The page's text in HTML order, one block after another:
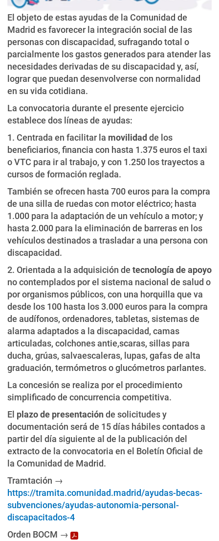
El objeto de estas ayudas de la Comunidad de
Madrid es favorecer la integración social de las
personas con discapacidad, sufragando total o
parcialmente los gastos generados para atender las
necesidades derivadas de su discapacidad y, así,
lograr que puedan desenvolverse con normalidad
en su vida cotidiana.
La convocatoria durante el presente ejercicio
establece dos líneas de ayudas:
1. Centrada en facilitar la movilidad de los
beneficiarios, financia con hasta 1.375 euros el taxi
o VTC para ir al trabajo, y con 1.250 los trayectos a
cursos de formación reglada.
También se ofrecen hasta 700 euros para la compra
de una silla de ruedas con motor eléctrico; hasta
1.000 para la adaptación de un vehículo a motor; y
hasta 2.000 para la eliminación de barreras en los
vehículos destinados a trasladar a una persona con
discapacidad.
2. Orientada a la adquisición de tecnología de apoyo
no contemplados por el sistema nacional de salud o
por organismos públicos, con una horquilla que va
desde los 100 hasta los 3.000 euros para la compra
de audífonos, ordenadores, tabletas, sistemas de
alarma adaptados a la discapacidad, camas
articuladas, colchones antie,scaras, sillas para
ducha, grúas, salvaescaleras, lupas, gafas de alta
graduación, termómetros o glucómetros parlantes.
La concesión se realiza por el procedimiento
simplificado de concurrencia competitiva.
El plazo de presentación de solicitudes y
documentación será de 15 días hábiles contados a
partir del día siguiente al de la publicación del
extracto de la convocatoria en el Boletín Oficial de
la Comunidad de Madrid.
Tramtación →
https://tramita.comunidad.madrid/ayudas-becas-
subvenciones/ayudas-autonomia-personal-
discapacitados-4
Orden BOCM →